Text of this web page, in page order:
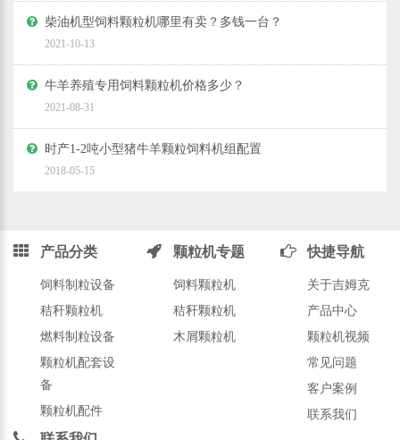
柴油机型饲料颗粒机哪里有卖？多钱一台？
2021-10-13
牛羊养殖专用饲料颗粒机价格多少？
2021-08-31
时产1-2吨小型猪牛羊颗粒饲料机组配置
2018-05-15
产品分类
饲料制粒设备
秸秆颗粒机
燃料制粒设备
颗粒机配套设
备
颗粒机配件
颗粒机专题
饲料颗粒机
秸秆颗粒机
木屑颗粒机
快捷导航
关于吉姆克
产品中心
颗粒机视频
常见问题
客户案例
联系我们